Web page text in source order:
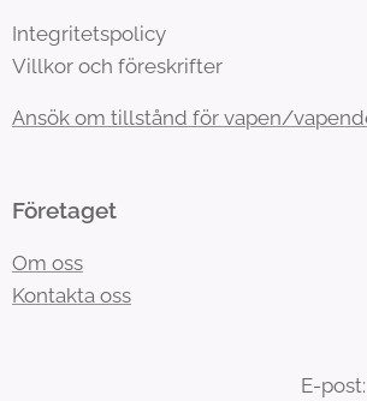
Integritetspolicy
Villkor och föreskrifter
Ansök om tillstånd för vapen/
Företaget
Om oss
Kontakta oss
E-post: